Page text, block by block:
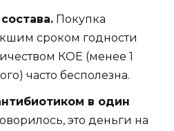
Покупка
сроком годности
КОЕ (менее 1
часто бесполезна.
в один
это деньги на